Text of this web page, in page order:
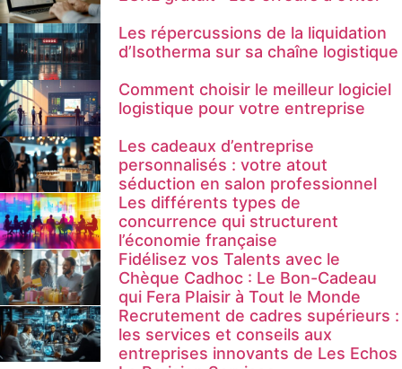
Les répercussions de la liquidation
d’Isotherma sur sa chaîne logistique
Comment choisir le meilleur logiciel
logistique pour votre entreprise
Les cadeaux d’entreprise
personnalisés : votre atout
séduction en salon professionnel
Les différents types de
concurrence qui structurent
l’économie française
Fidélisez vos Talents avec le
Chèque Cadhoc : Le Bon-Cadeau
qui Fera Plaisir à Tout le Monde
Recrutement de cadres supérieurs :
les services et conseils aux
entreprises innovants de Les Echos